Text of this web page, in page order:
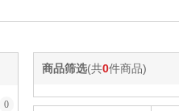
商品筛选(共0件商品)
0